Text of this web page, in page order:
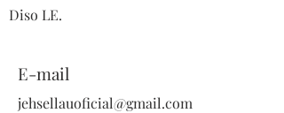
Diso LE.
E-mail
jehsellauoficial@gmail.com